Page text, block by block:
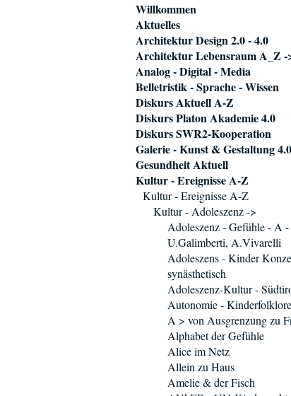
Navigation
überspringen
Willkommen
Aktuelles
Architektur Design 2.0 - 4.0
Architektur Lebensraum A_Z -
Analog - Digital - Media
Belletristik - Sprache - Wissen
Diskurs Aktuell A-Z
Diskurs Platon Akademie 4.0
Diskurs SWR2-Kooperation
Galerie - Kunst & Gestaltung 4.0
Gesundheit Aktuell
Kultur - Ereignisse A-Z
Kultur - Ereignisse A-Z
Kultur - Adoleszenz ->
Adoleszenz - Gefühle - A
U.Galimberti, A.Vivarelli
Adoleszens - Kinder
synästhetisch
Adoleszenz-Kultur -
Autonomie -
A > von Ausgrenzung zu
Alphabet der Gefühle
Alice im Netz
Allein zu Haus
Amelie & der Fisch